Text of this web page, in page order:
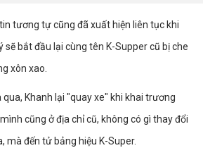
tương tự cũng đã xuất hiện liên tục khi
sẽ bắt đầu lại cùng tên K-Supper cũ bị che
xôn xao.
Khanh lại "quay xe" khi khai trương
cũng ở địa chỉ cũ, không có gì thay đổi
mà đến tử bảng hiệu K-Super.